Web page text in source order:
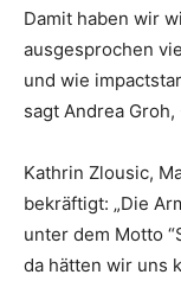
Damit haben wir
ausgesprochen
und wie
sagt Andrea Groh,
Kathrin Zlousic,
bekräftigt: „Die
unter dem Motto
da hätten wir uns